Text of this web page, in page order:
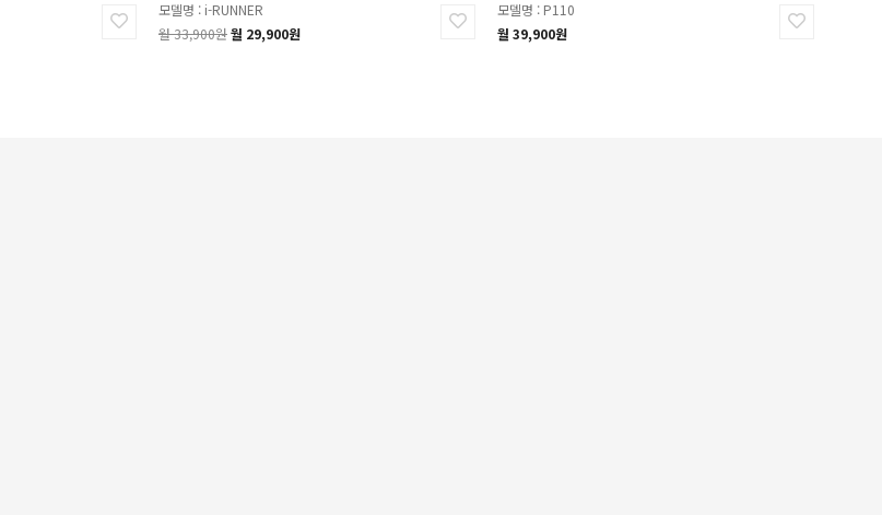
모델명 : i-RUNNER
월 33,900원월 29,900원
모델명 : P110
월 39,900원